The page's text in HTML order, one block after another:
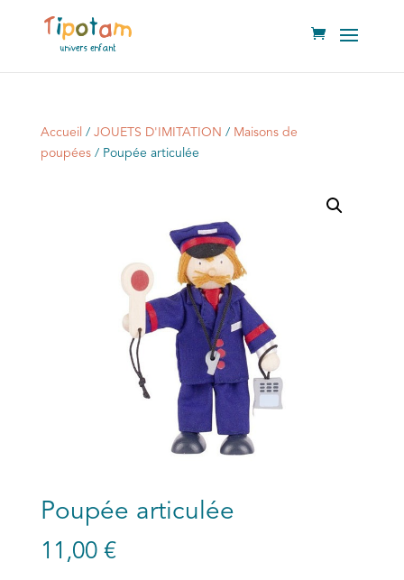
Accueil / JOUETS D'IMITATION / Maisons de
poupées/ Poupée articulée
Poupée articulée
11,00 €